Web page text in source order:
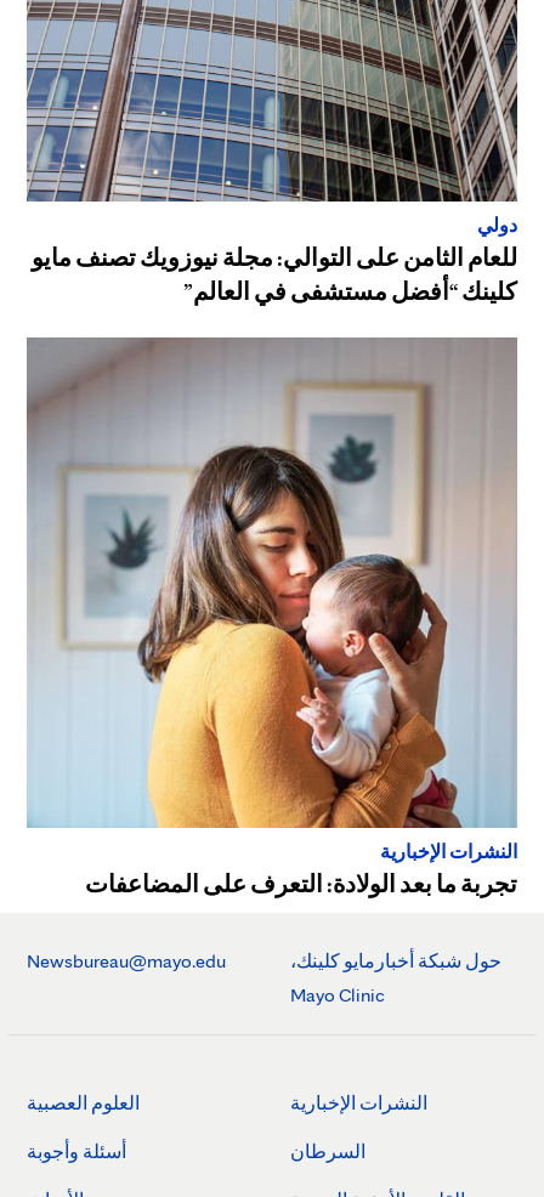
دولي
للعام الثامن على التوالي: مجلة نيوزويك تصنف مايو
كلينك “أفضل مستشفى في العالم”
النشرات الإخبارية
تجربة ما بعد الولادة: التعرف على المضاعفات
حول شبكة أخبارمايو كلينك،
Mayo Clinic
Newsbureau@mayo.edu
النشرات الإخبارية
السرطان
العلوم العصبية
أسئلة وأجوبة